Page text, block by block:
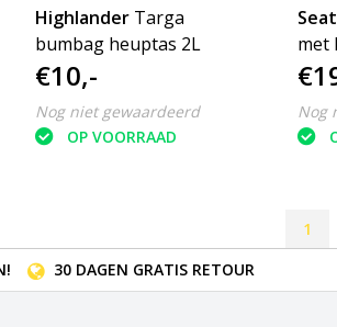
Highlander Targa
bumbag heuptas 2L
€10,-
Nog niet gewaardeerd
OP VOORRAAD
met
Nog
1
30 DAGEN GRATIS RETOUR